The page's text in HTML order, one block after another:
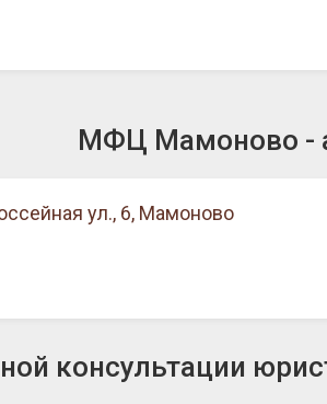
МФЦ Мамоново -
ул., 6, Мамоново
консультации